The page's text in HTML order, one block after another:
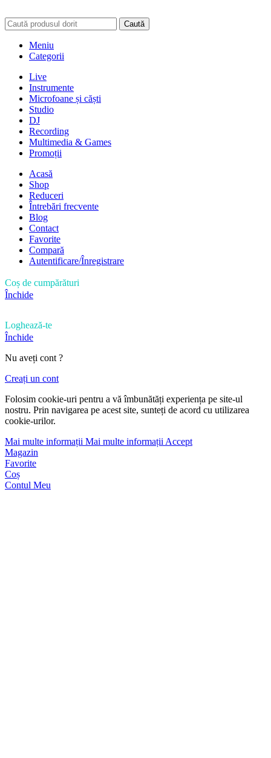
Caută
Meniu
Categorii
Live
Instrumente
Microfoane și căști
Studio
DJ
Recording
Multimedia & Games
Promoții
Acasă
Shop
Reduceri
Întrebări frecvente
Blog
Contact
Favorite
Compară
Autentificare/Înregistrare
Coș de cumpărături
Închide
Loghează-te
Închide
Nu aveți cont ?
Creați un cont
Folosim cookie-uri pentru a vă îmbunătăți experiența pe site-ul
nostru. Prin navigarea pe acest site, sunteți de acord cu utilizarea
cookie-urilor.
Mai multe informații Mai multe informațiiAccept
Magazin
Favorite
Coș
Contul Meu